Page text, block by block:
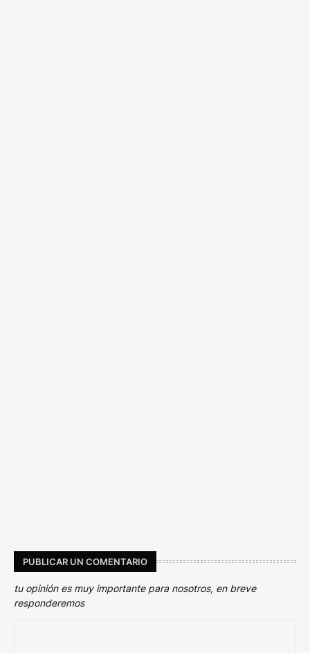
PUBLICAR UN COMENTARIO
tu opinión es muy importante para nosotros, en breve
responderemos